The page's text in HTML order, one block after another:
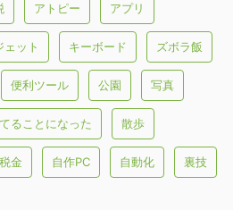
アトピー アプリ
ェット キーボード ズボラ飯
便利ツール 公園 写真
ることになった 散歩
税金 自作PC 自動化 裏技